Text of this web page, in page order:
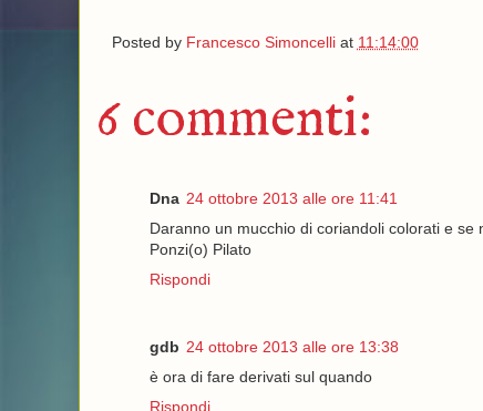
Posted by Francesco Simoncelli at 11:14:00
6 commenti:
Dna 24 ottobre 2013 alle ore 11:41
Daranno un mucchio di coriandoli colorati e se
Ponzi(o) Pilato
Rispondi
gdb 24 ottobre 2013 alle ore 13:38
è ora di fare derivati sul quando
Rispondi